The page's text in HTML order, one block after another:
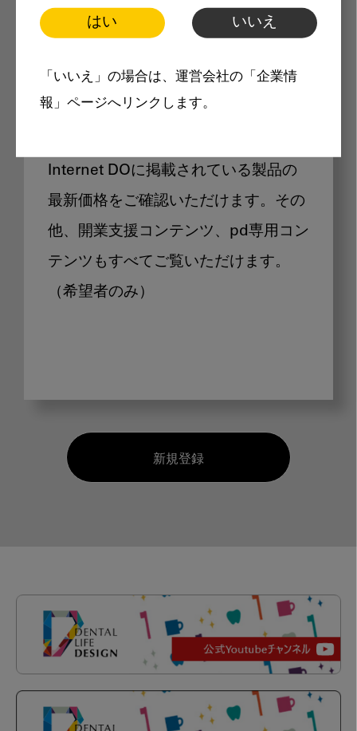
はい いいえ
「いいえ」の場合は、運営会社の「企業情
報」ページへリンクします。
製品価格も閲覧可能
Internet DOに掲載されている製品の
最新価格をご確認いただけます。その
他、開業支援コンテンツ、pd専用コン
テンツもすべてご覧いただけます。
（希望者のみ）
新規登録